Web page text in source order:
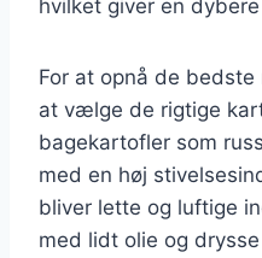
hvilket giver en
For at opnå de
at vælge de rigtige
bagekartofler som
med en høj
bliver lette og luftige
med lidt olie og